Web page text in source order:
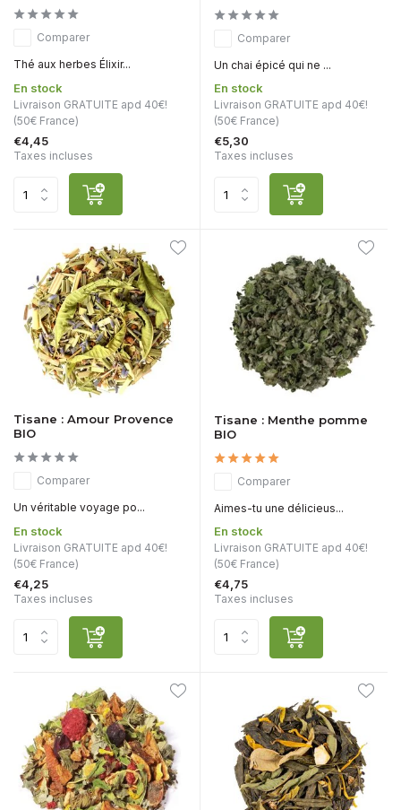
Comparer
Thé aux herbes Élixir...
En stock
Livraison GRATUITE apd 40€!
(50€ France)
€4,45
Taxes incluses
Comparer
Un chai épicé qui ne ...
En stock
Livraison GRATUITE apd 40€!
(50€ France)
€5,30
Taxes incluses
Tisane : Amour Provence
BIO
Comparer
Un véritable voyage po...
En stock
Livraison GRATUITE apd 40€!
(50€ France)
€4,25
Taxes incluses
Tisane : Menthe pomme
BIO
Comparer
Aimes-tu une délicieus...
En stock
Livraison GRATUITE apd 40€!
(50€ France)
€4,75
Taxes incluses